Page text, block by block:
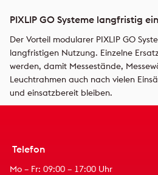
PIXLIP GO Systeme langfristig
Der Vorteil modularer PIXLIP GO
langfristigen Nutzung. Einzelne
werden, damit Messestände,
Leuchtrahmen auch nach vielen
und einsatzbereit bleiben.
Telefon
Mo – Fr: 09:00 – 17:00 Uhr